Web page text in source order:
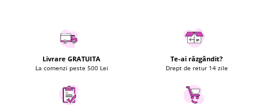
Aparate Frigorifice
Aparate Racire Aer
Aragaze si cuptoare cu microunde
Electrocasnice pentru Bucatarie
Livrare GRATUITA
La comenzi peste 500 Lei
Te-ai răzgândit?
Drept de retur 14 zile